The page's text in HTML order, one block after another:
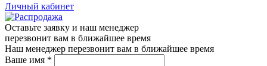
Личный кабинет
Оставьте заявку и наш менеджер
перезвонит вам в ближайшее время
Наш менеджер перезвонит вам в ближайшее время
Ваше имя *